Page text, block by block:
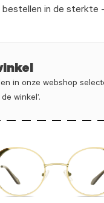
bestellen in de sterkte
in onze webshop
winkel’.